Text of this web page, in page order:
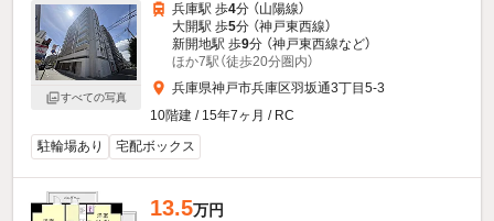
すべての写真
兵庫駅 歩4分 （山陽線）
大開駅 歩5分 （神戸東西線）
新開地駅 歩9分 （神戸東西線など）
ほか7駅（徒歩20分圏内）
兵庫県神戸市兵庫区羽坂通3丁目5-3
10階建 / 15年7ヶ月 / RC
駐輪場あり
宅配ボックス
13.5万円